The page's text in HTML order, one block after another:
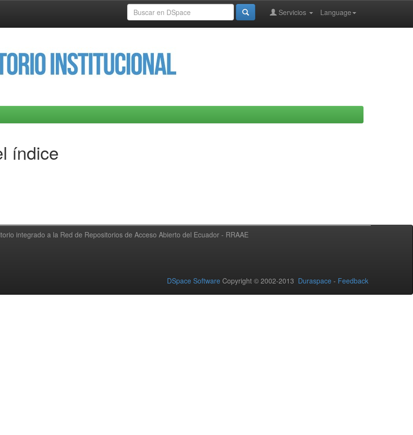
Language
Servicios
índice
integrado a la Red de Repositorios de Acceso Abierto del Ecuador - RRAAE
DSpace Software Copyright © 2002-2013 Duraspace - Feedback